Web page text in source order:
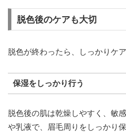
脱色後のケアも大切
脱色が終わったら、しっかりケ
保湿をしっかり行う
脱色後の肌は乾燥しやすく、敏
や乳液で、眉毛周りをしっかり